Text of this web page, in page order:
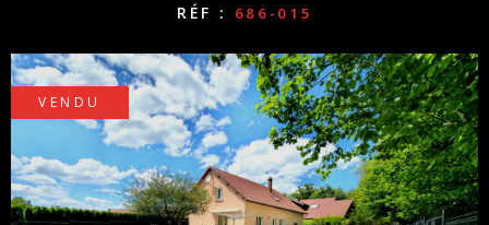
RÉF : 686-015
VENDU